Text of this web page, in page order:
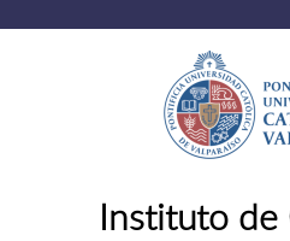
Instituto de